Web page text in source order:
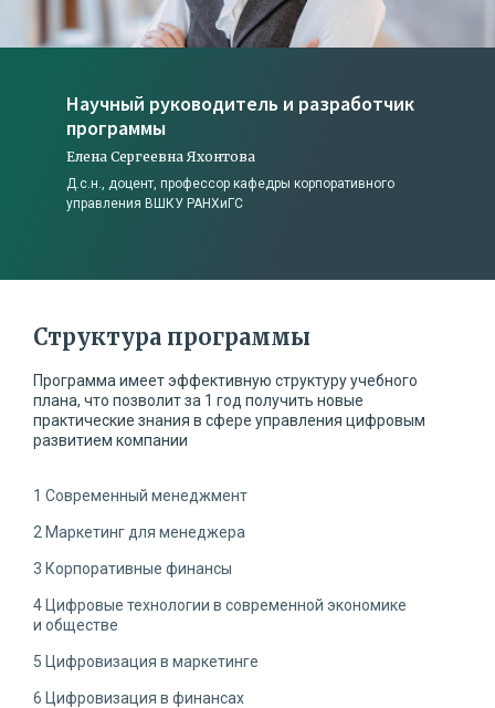
Научный руководитель и разработчик
программы
Елена Сергеевна Яхонтова
Д.с.н., доцент, профессор кафедры корпоративного
управления ВШКУ РАНХиГС
Структура программы
Программа имеет эффективную структуру учебного
плана, что позволит за 1 год получить новые
практические знания в сфере управления цифровым
развитием компании
1 Современный менеджмент
2 Маркетинг для менеджера
3 Корпоративные финансы
4 Цифровые технологии в современной экономике
и обществе
5 Цифровизация в маркетинге
6 Цифровизация в финансах